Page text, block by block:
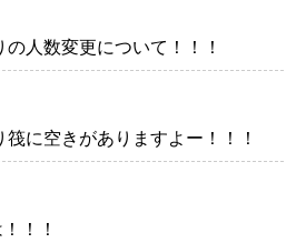
の人数変更について！！！
筏に空きがありますよー！！！
！！